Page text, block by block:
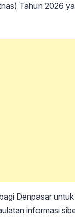
Tahun 2026
Denpasar
informasi